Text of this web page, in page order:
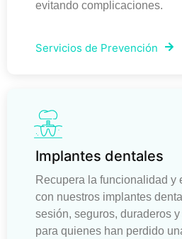
evitando complicaciones.
Servicios de Prevención
Implantes dentales
Recupera la funcionalidad y
con nuestros implantes
sesión, seguros, duraderos y
para quienes han perdido